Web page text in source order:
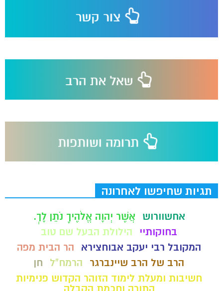
תגיות שחיפשו לאחרונה
אחשוורוש
אֲשֶׁר יְהוָה אֱלֹהֶיךָ נֹתֵן לָךְ.
בחוקותיי
הילולת הבעל שם טוב
המקובל רבי יעקב אבוחצירא
הר הבית מפה
הרב של הרב שיינברגר
הרמח"ל
חן
חשיבות ומעלת לימוד הזוהר הקדוש פנימיות